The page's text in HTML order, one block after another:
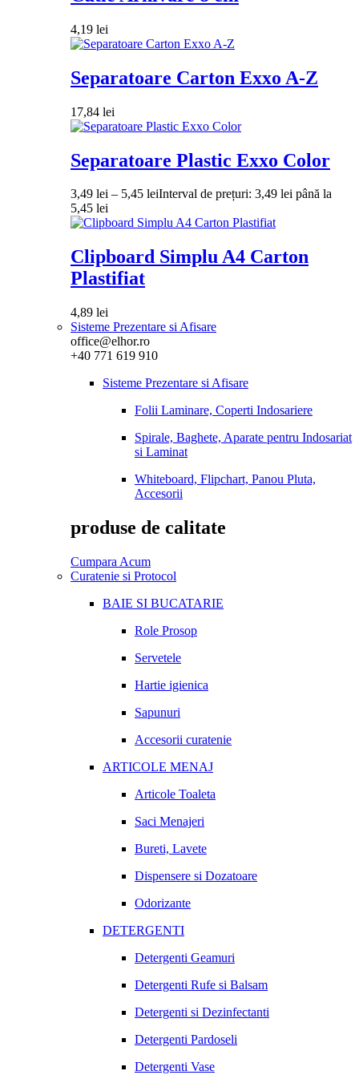
4,19 lei
Separatoare Carton Exxo A-Z
17,84 lei
Separatoare Plastic Exxo Color
3,49 lei – 5,45 leiInterval de prețuri: 3,49 lei până la
5,45 lei
Clipboard Simplu A4 Carton
Plastifiat
4,89 lei
Sisteme Prezentare si Afisare
office@elhor.ro
+40 771 619 910
Sisteme Prezentare si Afisare
Folii Laminare, Coperti Indosariere
Spirale, Baghete, Aparate pentru Indosariat
si Laminat
Whiteboard, Flipchart, Panou Pluta,
Accesorii
produse de calitate
Cumpara Acum
Curatenie si Protocol
BAIE SI BUCATARIE
Role Prosop
Servetele
Hartie igienica
Sapunuri
Accesorii curatenie
ARTICOLE MENAJ
Articole Toaleta
Saci Menajeri
Bureti, Lavete
Dispensere si Dozatoare
Odorizante
DETERGENTI
Detergenti Geamuri
Detergenti Rufe si Balsam
Detergenti si Dezinfectanti
Detergenti Pardoseli
Detergenti Vase